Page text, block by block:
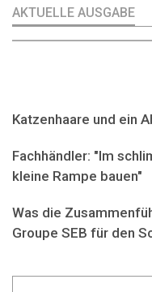
AKTUELLE AUSGABE
Katzenhaare und ein
Fachhändler: "Im
kleine Rampe bauen"
Was die
Groupe SEB für den